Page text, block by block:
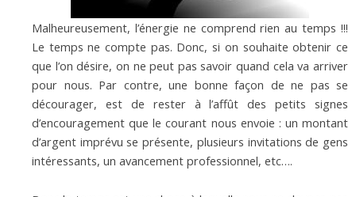
Malheureusement, l’énergie ne comprend rien au temps !!!
Le temps ne compte pas. Donc, si on souhaite obtenir ce
que l’on désire, on ne peut pas savoir quand cela va arriver
pour nous. Par contre, une bonne façon de ne pas se
décourager, est de rester à l’affût des petits signes
d’encouragement que le courant nous envoie : un montant
d’argent imprévu se présente, plusieurs invitations de gens
intéressants, un avancement professionnel, etc….